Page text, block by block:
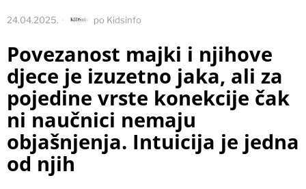
24.04.2025. po Kidsinfo
Povezanost majki i njihove
djece je izuzetno jaka, ali za
pojedine vrste konekcije čak
ni naučnici nemaju
objašnjenja. Intuicija je jedna
od njih